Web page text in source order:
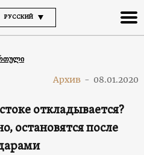
РУССКИЙ
Архив - 08.01.2020
откладывается?
остановятся после